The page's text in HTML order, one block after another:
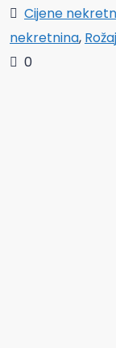
Cijene
nekretnina,
0